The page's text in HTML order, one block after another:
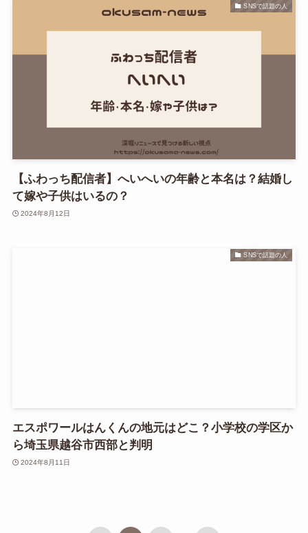
SNSで話題の人
【ふわっち配信者】へいへいの年齢と本名は？結婚し
て嫁や子供はいるの？
2024年8月12日
SNSで話題の人
エスポワールはんくんの地元はどこ？小学校の学区か
ら埼玉県越谷市西部と判明
2024年8月11日